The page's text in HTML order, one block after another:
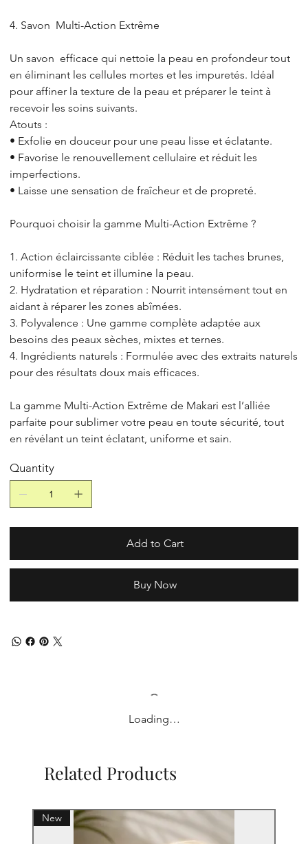
4. Savon Multi-Action Extrême
Un savon efficace qui nettoie la peau en profondeur tout
en éliminant les cellules mortes et les impuretés. Idéal
pour affiner la texture de la peau et préparer le teint à
recevoir les soins suivants.
Atouts :
• Exfolie en douceur pour une peau lisse et éclatante.
• Favorise le renouvellement cellulaire et réduit les
imperfections.
• Laisse une sensation de fraîcheur et de propreté.
Pourquoi choisir la gamme Multi-Action Extrême ?
1. Action éclaircissante ciblée : Réduit les taches brunes,
uniformise le teint et illumine la peau.
2. Hydratation et réparation : Nourrit intensément tout en
aidant à réparer les zones abîmées.
3. Polyvalence : Une gamme complète adaptée aux
besoins des peaux sèches, mixtes et ternes.
4. Ingrédients naturels : Formulée avec des extraits naturels
pour des résultats doux mais efficaces.
La gamme Multi-Action Extrême de Makari est l’alliée
parfaite pour sublimer votre peau en toute sécurité, tout
en révélant un teint éclatant, uniforme et sain.
Quantity
Add to Cart
Buy Now
Loading…
Related Products
New